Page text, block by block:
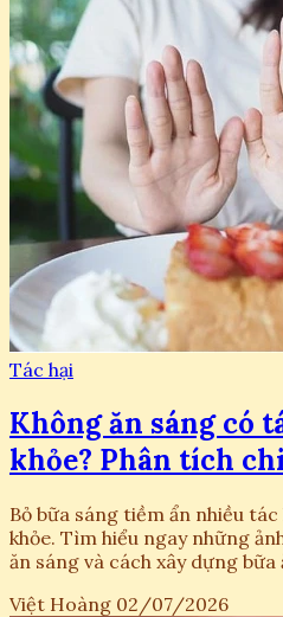
Tác hại
Không ăn sáng có
khỏe? Phân tích
Bỏ bữa sáng tiềm ẩn nhiều
khỏe. Tìm hiểu ngay những
ăn sáng và cách xây dựng bữa
Việt Hoàng 02/07/2026